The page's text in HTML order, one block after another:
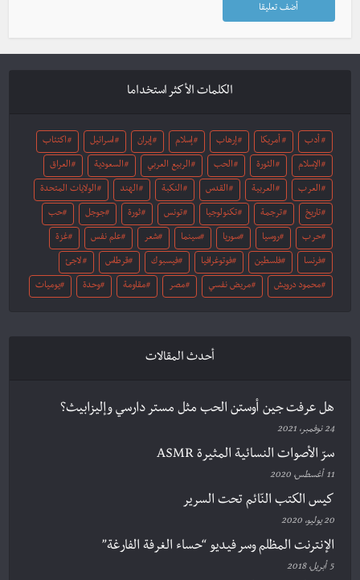
الكلمات الأكثر استخداما
أدب أمريكا إرهاب إسلام إيران اسرائيل اكتئاب
الإسلام الثورة الحب الربيع العربي السعودية العراق
العرب العربية القدس النكبة الهند الولايات المتحدة
تاريخ ترجمة تكنولوجيا تونس ثورة جوجل حب
حرب روسيا سوريا سينما شعر علم نفس غزة
فرنسا فلسطين فوتوغرافيا فيسبوك قرطاس لاجئ
محمود درويش مريض نفسي مصر مقاومة وحدة يوميات
أحدث المقالات
هل عرفت جين أوستن الحب مثل مستر دارسي وإليزابيث؟
24 نوفمبر، 2021
سرّ الأصوات النسائية المثيرة ASMR
11 أغسطس، 2020
كيس الكتب النّائم تحت السرير
20 يوليو، 2020
الإنترنت المظلم وسر فيديو “حساء الغرفة الفارغة”
5 أبريل، 2018